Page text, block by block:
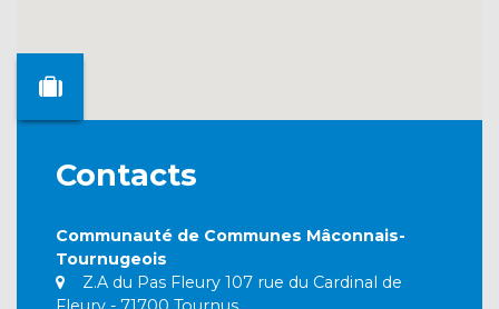
Contacts
Communauté de Communes Mâconnais-
Tournugeois
Z.A du Pas Fleury 107 rue du Cardinal de